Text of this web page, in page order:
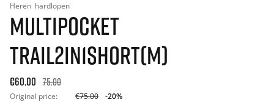
Heren hardlopen
MULTIPOCKET
TRAIL2IN1SHORT(M)
€60.00 75.00
Original price: €75.00
-20%